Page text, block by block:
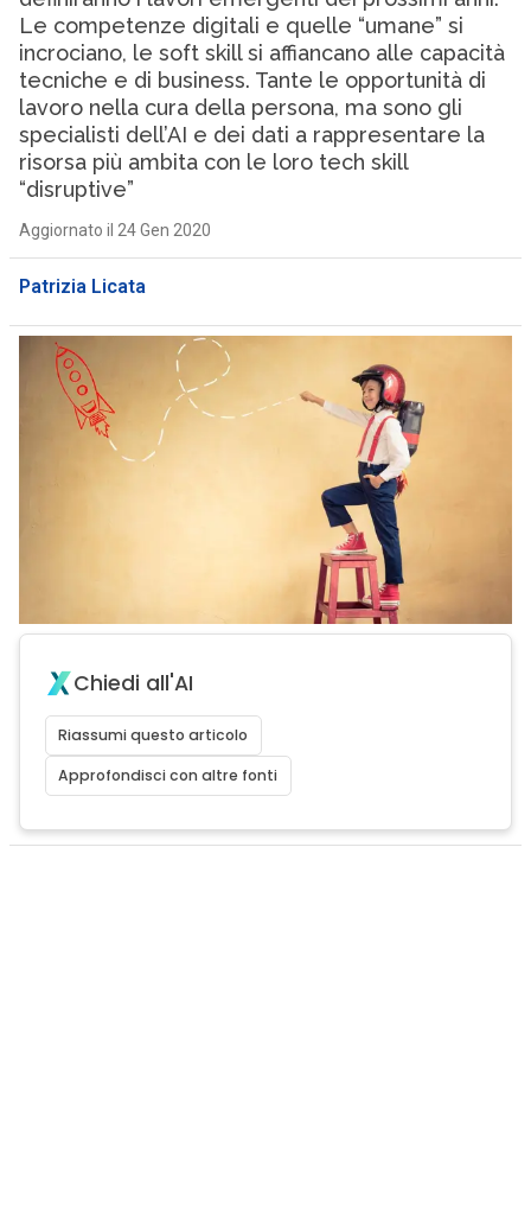
Le competenze digitali e quelle “umane” si
incrociano, le soft skill si affiancano alle capacità
tecniche e di business. Tante le opportunità di
lavoro nella cura della persona, ma sono gli
specialisti dell’AI e dei dati a rappresentare la
risorsa più ambita con le loro tech skill
“disruptive”
Aggiornato il 24 Gen 2020
Patrizia Licata
Chiedi all'AI
Riassumi questo articolo
Approfondisci con altre fonti